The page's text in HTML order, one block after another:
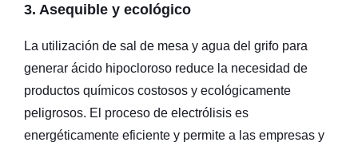
3. Asequible y ecológico
La utilización de sal de mesa y agua del grifo para
generar ácido hipocloroso reduce la necesidad de
productos químicos costosos y ecológicamente
peligrosos. El proceso de electrólisis es
energéticamente eficiente y permite a las empresas y